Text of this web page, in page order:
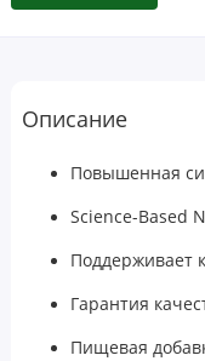
Описание
Повышенная
Science-Based
Поддерживает
Гарантия
Пищевая